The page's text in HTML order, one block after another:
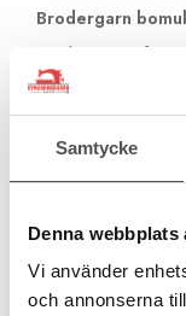
Samtycke
Denna webbplats
Vi använder
och annonserna
Brodergarn
Moulinégarnet
frihandsbroderi
trådar av bomull
färgbeständigt.
100% bomull